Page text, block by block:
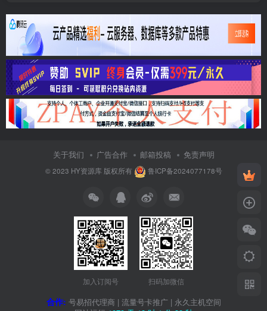
关于我们 广告合作 邮箱投稿 免责声明
© 2023 HY资源库版权所有 鲁ICP备2024077178号
加入订阅号 扫码加微信
合作: 号易招代理商 | 流量号卡推广| 永久主机空间